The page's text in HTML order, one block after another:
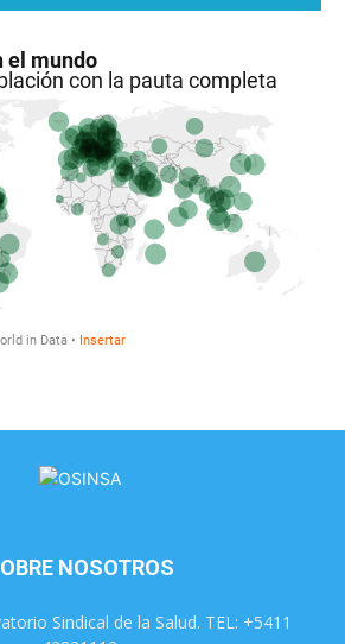
NOSOTROS
Sindical de la Salud. TEL: +5411